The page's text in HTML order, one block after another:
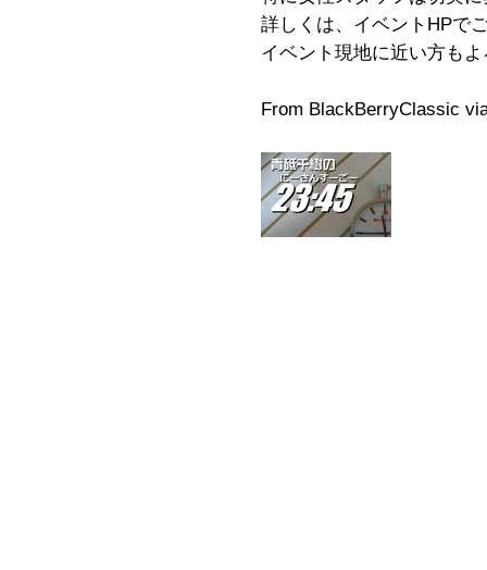
詳しくは、イベントHPで
イベント現地に近い方も
From BlackBerryClassic